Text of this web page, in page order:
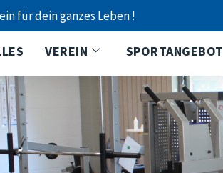
für dein ganzes Leben !
VEREIN SPORTANGEBOT